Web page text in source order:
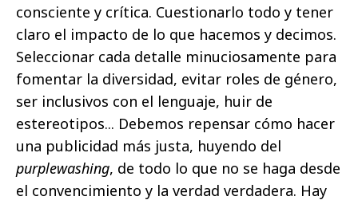
consciente y crítica. Cuestionarlo todo y tener
claro el impacto de lo que hacemos y decimos.
Seleccionar cada detalle minuciosamente para
fomentar la diversidad, evitar roles de género,
ser inclusivos con el lenguaje, huir de
estereotipos... Debemos repensar cómo hacer
una publicidad más justa, huyendo del
purplewashing, de todo lo que no se haga desde
el convencimiento y la verdad verdadera. Hay